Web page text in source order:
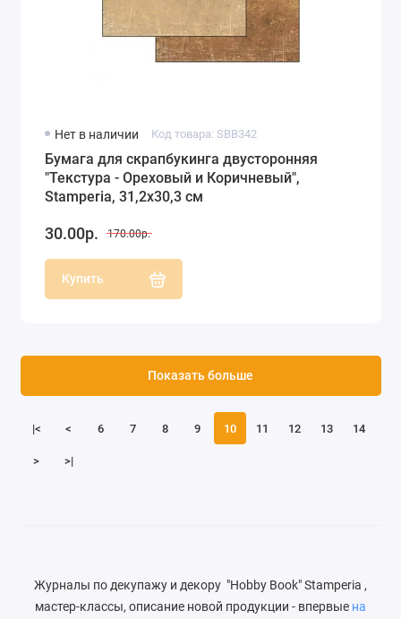
Нет в наличии Код товара: SBB342
Бумага для скрапбукинга двусторонняя
"Текстура - Ореховый и Коричневый",
Stamperia, 31,2х30,3 см
30.00р. 170.00р.
Купить
|< < 6 7 8 9 10 11 12 13 14
> >|
Показать больше
Журналы по декупажу и декору "Hobby Book" Stamperia ,
мастер-классы, описание новой продукции - впервые на